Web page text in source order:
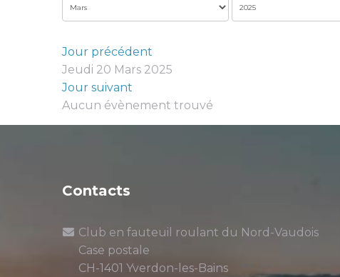
Jour précédent
Jeudi 20 Mars 2025
Jour suivant
Aucun évènement trouvé
Contacts
Club en fauteuil roulant du Nord-Vaudois
Case postale
CH-1401 Yverdon-les-Bains